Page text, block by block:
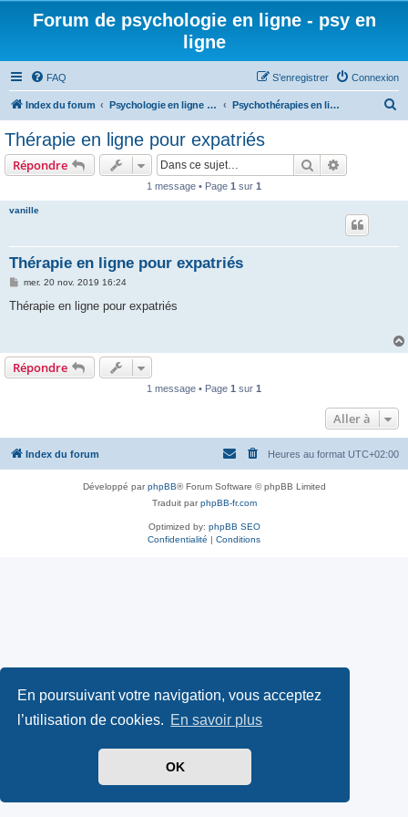
En poursuivant votre navigation, vous acceptez
l’utilisation de cookies. En savoir plus
OK
Forum de psychologie en ligne - psy en
ligne
FAQ Connexion
S’enregistrer
Index du forum Psychologie en ligne - S'en sortir Psychothérapies en ligne
Thérapie en ligne pour expatriés
Répondre Rechercher
1 message • Page 1 sur 1
vanille
Thérapie en ligne pour expatriés
M
s
mer. 20 nov. 2019 16:24
Thérapie en ligne pour expatriés
Répondre
1 message • Page 1 sur 1
Aller à
Index du forum Heures au format UTC+02:00
Développé parphpBB® Forum Software © phpBB Limited
Traduit parphpBB-fr.com
Optimized by: phpBB SEO
Confidentialité | Conditions